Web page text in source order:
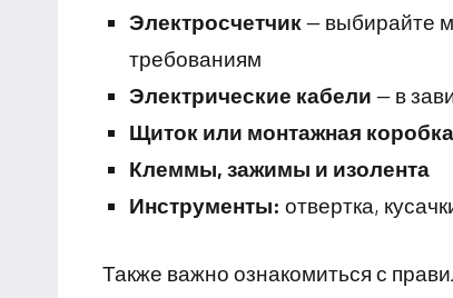
Электросчетчик— выбирайте
требованиям
Электрические кабели — в
Щиток или монтажная коробка
Клеммы, зажимы и изолента
Инструменты: отвертка,
Также важно ознакомиться с